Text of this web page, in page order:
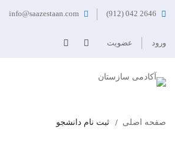
2646 042 (912)
info@saazestaan.com
ورود عضویت
صفحه اصلی ثبت نام دانشجو